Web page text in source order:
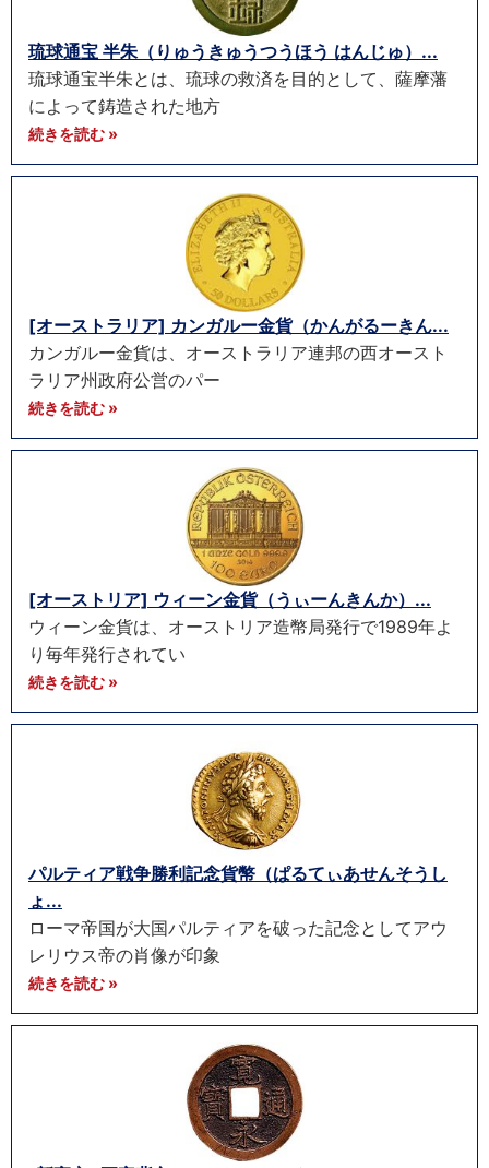
琉球通宝 半朱（りゅうきゅうつうほう はんじゅ）...
琉球通宝半朱とは、琉球の救済を目的として、薩摩藩
によって鋳造された地方
続きを読む »
[オーストラリア] カンガルー金貨（かんがるーきん...
カンガルー金貨は、オーストラリア連邦の西オースト
ラリア州政府公営のパー
続きを読む »
[オーストリア] ウィーン金貨（うぃーんきんか）...
ウィーン金貨は、オーストリア造幣局発行で1989年よ
り毎年発行されてい
続きを読む »
パルティア戦争勝利記念貨幣（ぱるてぃあせんそうし
ょ...
ローマ帝国が大国パルティアを破った記念としてアウ
レリウス帝の肖像が印象
続きを読む »